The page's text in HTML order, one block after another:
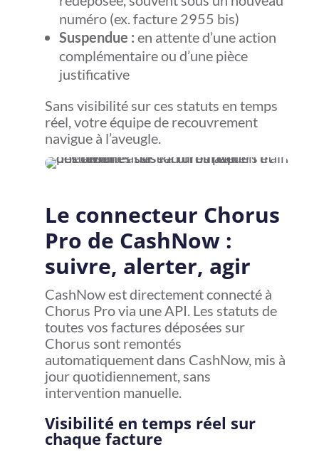
numéro (ex. facture 2955 bis)
Suspendue : en attente d’une action
complémentaire ou d’une pièce
justificative
Sans visibilité sur ces statuts en temps
réel, votre équipe de recouvrement
navigue à l’aveugle.
Le connecteur Chorus
Pro de CashNow :
suivre, alerter, agir
CashNow est directement connecté à
Chorus Pro via une API. Les statuts de
toutes vos factures déposées sur
Chorus sont remontés
automatiquement dans CashNow, mis à
jour quotidiennement, sans
intervention manuelle.
Visibilité en temps réel sur
chaque facture